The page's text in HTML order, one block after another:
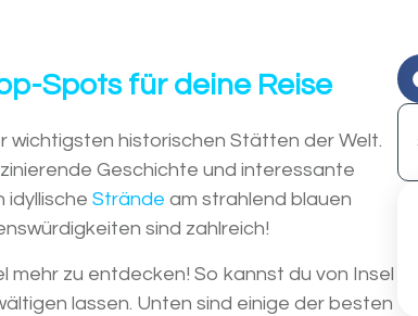
Spots für deine Reise
wichtigsten historischen Stätten der Welt.
Geschichte und interessante
idyllische Strände am strahlend blauen
sind zahlreich!
mehr zu entdecken! So kannst du von Insel
lassen. Unten sind einige der besten